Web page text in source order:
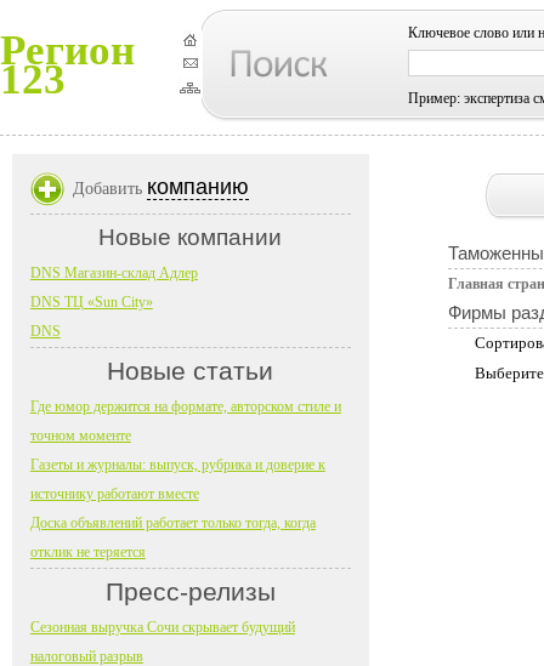
Регион
123
Ключевое слово или
Пример: экспертиза
Главная
Фирмы
Добавить компанию
Новые компании
DNS Магазин-склад Адлер
DNS ТЦ «Sun City»
DNS
Новые статьи
Где юмор держится на формате, авторском стиле и
точном моменте
Газеты и журналы: выпуск, рубрика и доверие к
источнику работают вместе
Доска объявлений работает только тогда, когда
отклик не теряется
Пресс-релизы
Сезонная выручка Сочи скрывает будущий
налоговый разрыв